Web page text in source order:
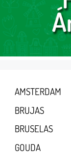
AMSTERDAM
BRUJAS
BRUSELAS
GOUDA